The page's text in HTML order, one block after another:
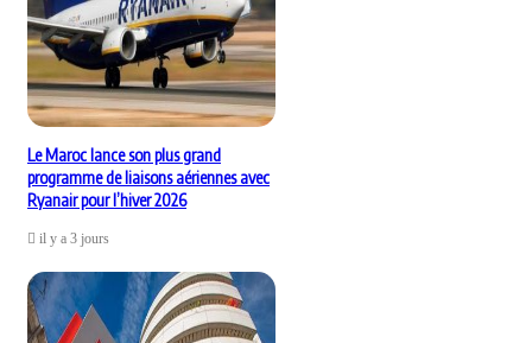
Le Maroc lance son plus grand
programme de liaisons aériennes avec
Ryanair pour l’hiver 2026
il y a 3 jours